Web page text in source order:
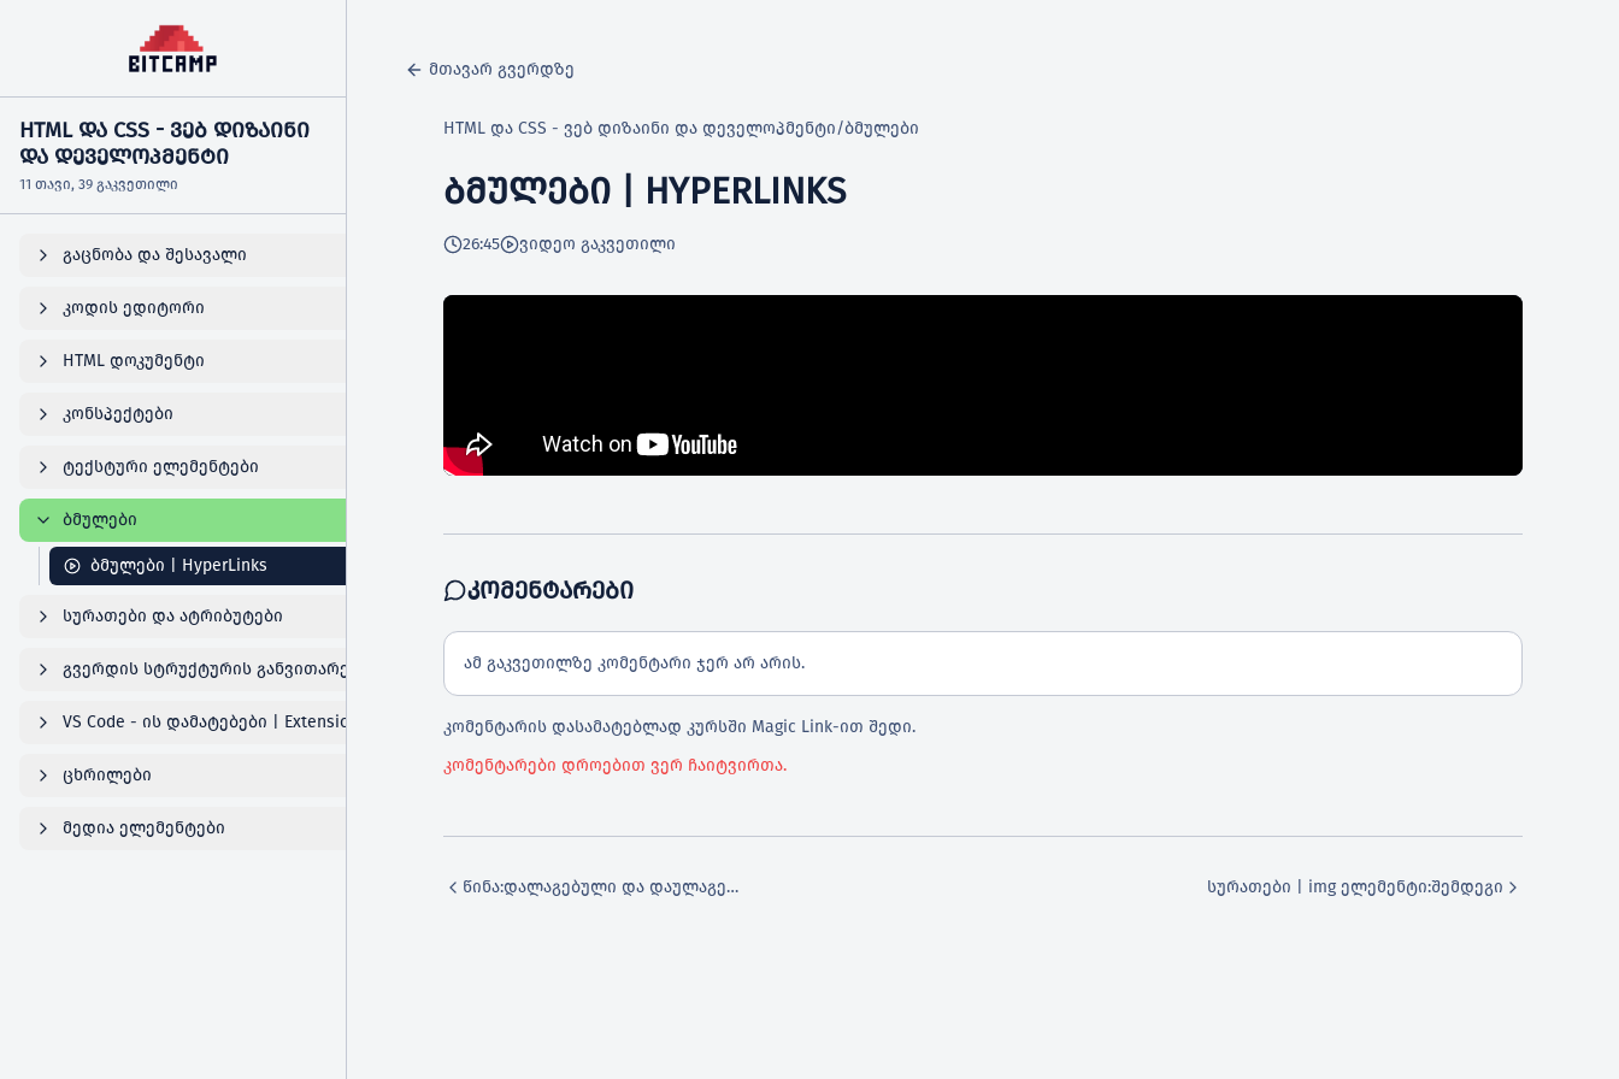
HTML ᲓᲐ CSS - ᲕᲔᲑ ᲓᲘᲖᲐᲘᲜᲘ
ᲓᲐ ᲓᲔᲕᲔᲚᲝᲞᲛᲔᲜᲢᲘ
11 თავი, 39 გაკვეთილი
გაცნობა და შესავალი
კოდის ედიტორი
HTML დოკუმენტი
კონსპექტები
ტექსტური ელემენტები
ბმულები
ბმულები | HyperLinks
სურათები და ატრიბუტები
გვერდის სტრუქტურის განვითარება
VS Code - ის დამატებები | Extensions
ცხრილები
მედია ელემენტები
მთავარ გვერდზე
HTML და CSS - ვებ დიზაინი და დეველოპმენტი/ბმულები
ᲑᲛᲣᲚᲔᲑᲘ | HYPERLINKS
26:45 ვიდეო გაკვეთილი
ᲙᲝᲛᲔᲜᲢᲐᲠᲔᲑᲘ
ამ გაკვეთილზე კომენტარი ჯერ არ არის.
კომენტარის დასამატებლად კურსში Magic Link-ით შედი.
კომენტარები დროებით ვერ ჩაიტვირთა.
წინა: დალაგებული და დაულაგებელი სიები სურათები | img ელემენტი:შემდეგი